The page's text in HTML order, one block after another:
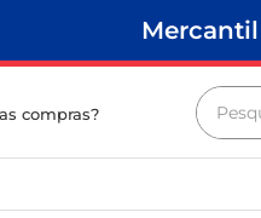
Mercantil
compras?